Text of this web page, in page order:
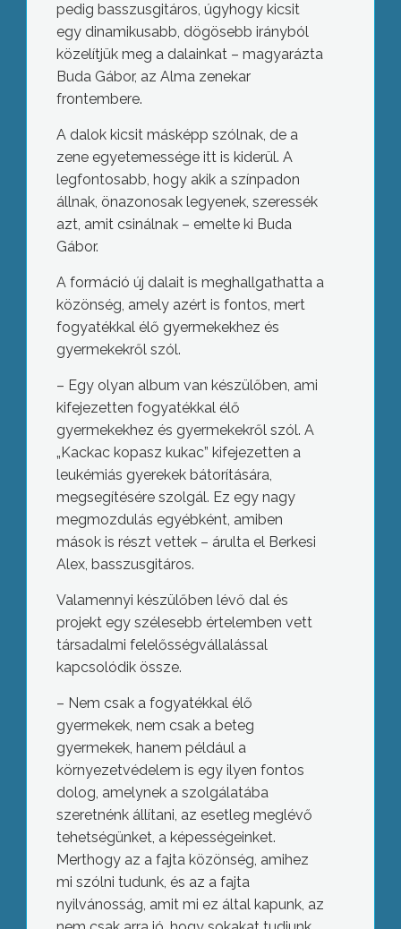
pedig basszusgitáros, úgyhogy kicsit
egy dinamikusabb, dögösebb irányból
közelítjük meg a dalainkat – magyarázta
Buda Gábor, az Alma zenekar
frontembere.
A dalok kicsit másképp szólnak, de a
zene egyetemessége itt is kiderül. A
legfontosabb, hogy akik a színpadon
állnak, önazonosak legyenek, szeressék
azt, amit csinálnak – emelte ki Buda
Gábor.
A formáció új dalait is meghallgathatta a
közönség, amely azért is fontos, mert
fogyatékkal élő gyermekekhez és
gyermekekről szól.
– Egy olyan album van készülőben, ami
kifejezetten fogyatékkal élő
gyermekekhez és gyermekekről szól. A
„Kackac kopasz kukac” kifejezetten a
leukémiás gyerekek bátorítására,
megsegítésére szolgál. Ez egy nagy
megmozdulás egyébként, amiben
mások is részt vettek – árulta el Berkesi
Alex, basszusgitáros.
Valamennyi készülőben lévő dal és
projekt egy szélesebb értelemben vett
társadalmi felelősségvállalással
kapcsolódik össze.
– Nem csak a fogyatékkal élő
gyermekek, nem csak a beteg
gyermekek, hanem például a
környezetvédelem is egy ilyen fontos
dolog, amelynek a szolgálatába
szeretnénk állítani, az esetleg meglévő
tehetségünket, a képességeinket.
Merthogy az a fajta közönség, amihez
mi szólni tudunk, és az a fajta
nyilvánosság, amit mi ez által kapunk, az